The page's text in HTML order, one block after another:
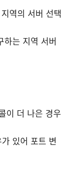
역의 서버 선택
하는 지역 서버
이 더 나은 경우
있어 포트 변